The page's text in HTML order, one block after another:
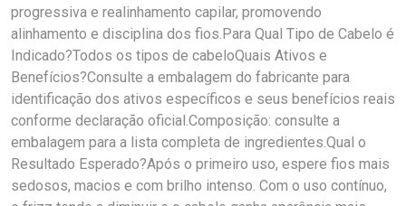
progressiva e realinhamento capilar, promovendo
alinhamento e disciplina dos fios.Para Qual Tipo de Cabelo é
Indicado?Todos os tipos de cabeloQuais Ativos e
Benefícios?Consulte a embalagem do fabricante para
identificação dos ativos específicos e seus benefícios reais
conforme declaração oficial.Composição: consulte a
embalagem para a lista completa de ingredientes.Qual o
Resultado Esperado?Após o primeiro uso, espere fios mais
sedosos, macios e com brilho intenso. Com o uso contínuo,